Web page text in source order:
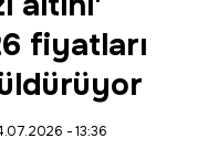
fiyatları
- 13:36